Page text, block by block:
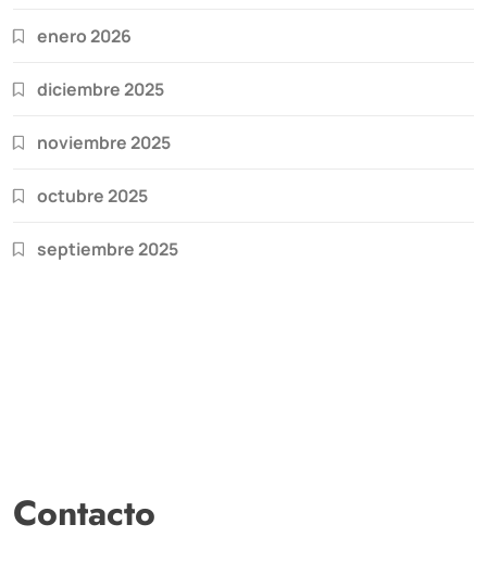
enero 2026
diciembre 2025
noviembre 2025
octubre 2025
septiembre 2025
Contacto